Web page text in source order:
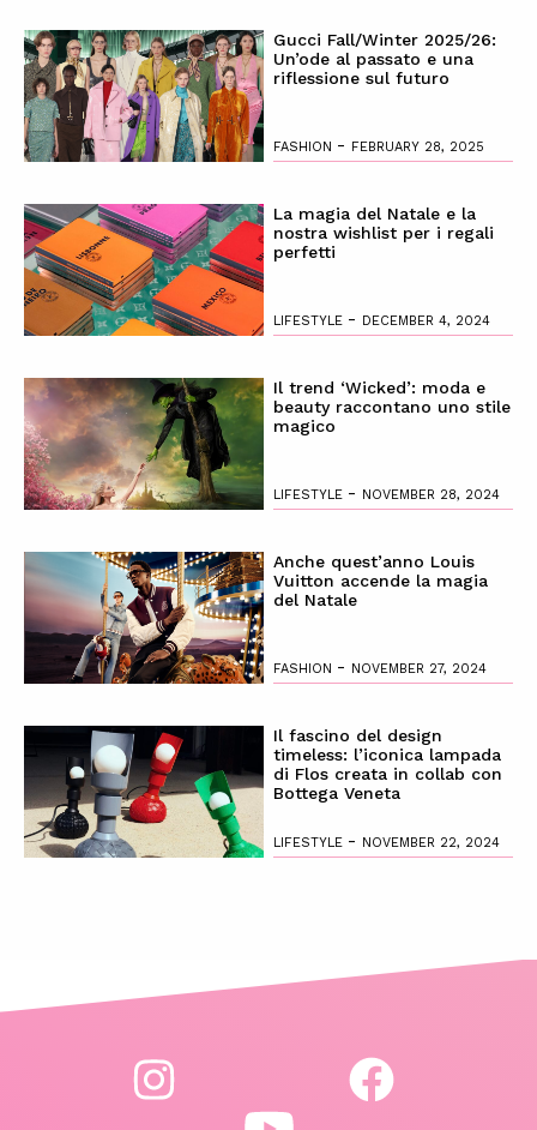
Gucci Fall/Winter 2025/26:
Un’ode al passato e una
riflessione sul futuro
FASHION - FEBRUARY 28, 2025
La magia del Natale e la
nostra wishlist per i regali
perfetti
LIFESTYLE - DECEMBER 4, 2024
Il trend ‘Wicked’: moda e
beauty raccontano uno stile
magico
LIFESTYLE - NOVEMBER 28, 2024
Anche quest’anno Louis
Vuitton accende la magia
del Natale
FASHION - NOVEMBER 27, 2024
Il fascino del design
timeless: l’iconica lampada
di Flos creata in collab con
Bottega Veneta
LIFESTYLE - NOVEMBER 22, 2024